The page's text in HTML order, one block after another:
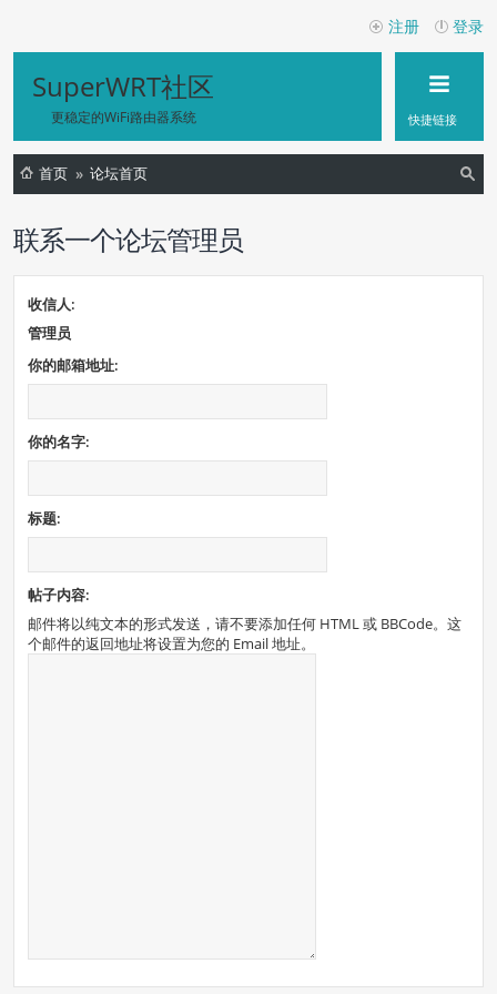
登录
注册
SuperWRT社区
更稳定的WiFi路由器系统 快捷链接
首页
论坛首页
联系一个论坛管理员
收信人:
管理员
你的邮箱地址:
你的名字:
标题:
帖子内容:
邮件将以纯文本的形式发送，请不要添加任何 HTML 或 BBCode。这
个邮件的返回地址将设置为您的 Email 地址。